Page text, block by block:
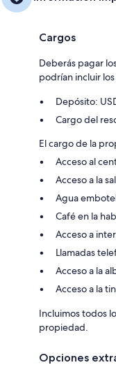
Cargos
Deberás pagar
podrían incluir
Depósito:
Cargo del
El cargo de la
Acceso al
Acceso a la
Agua
Café en la
Acceso a
Llamadas
Acceso a la
Acceso a la
Incluimos todos
propiedad.
Opciones